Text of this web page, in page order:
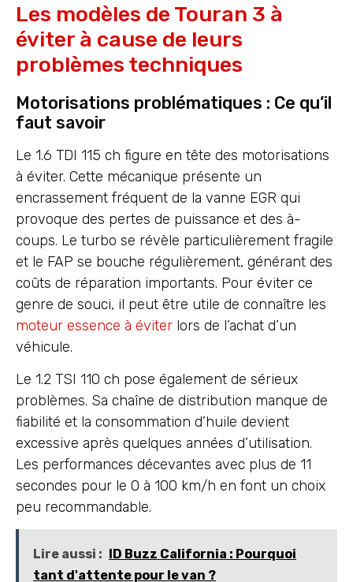
Les modèles de Touran 3 à
éviter à cause de leurs
problèmes techniques
Motorisations problématiques : Ce qu’il
faut savoir
Le 1.6 TDI 115 ch figure en tête des motorisations
à éviter. Cette mécanique présente un
encrassement fréquent de la vanne EGR qui
provoque des pertes de puissance et des à-
coups. Le turbo se révèle particulièrement fragile
et le FAP se bouche régulièrement, générant des
coûts de réparation importants. Pour éviter ce
genre de souci, il peut être utile de connaître les
moteur essence à éviter lors de l’achat d’un
véhicule.
Le 1.2 TSI 110 ch pose également de sérieux
problèmes. Sa chaîne de distribution manque de
fiabilité et la consommation d’huile devient
excessive après quelques années d’utilisation.
Les performances décevantes avec plus de 11
secondes pour le 0 à 100 km/h en font un choix
peu recommandable.
Lire aussi :
ID Buzz California : Pourquoi
tant d'attente pour le van ?